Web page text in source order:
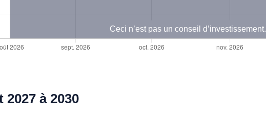
Ceci n’est pas un conseil d’investissement.
à 2030